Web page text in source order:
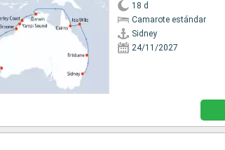
18 d
Camarote estándar
Sidney
24/11/2027